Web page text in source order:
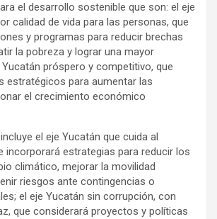
el desarrollo sostenible que son: el eje
calidad de vida para las personas, que
y programas para reducir brechas
la pobreza y lograr una mayor
próspero y competitivo, que
estratégicos para aumentar las
el crecimiento económico
el eje Yucatán que cuida al
incorporará estrategias para reducir los
climático, mejorar la movilidad
riesgos ante contingencias o
el eje Yucatán sin corrupción, con
que considerará proyectos y políticas